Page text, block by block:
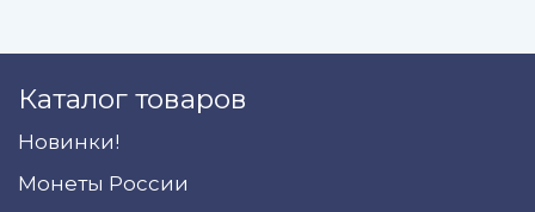
Каталог товаров
Новинки!
Монеты России